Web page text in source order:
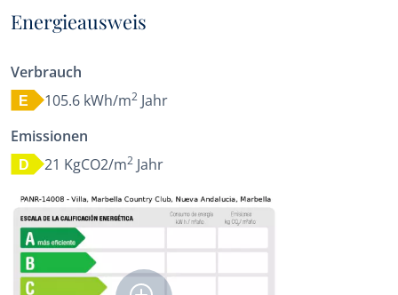
Energieausweis
Verbrauch
E 105.6 kWh/m2 Jahr
Emissionen
D 21 KgCO2/m2 Jahr